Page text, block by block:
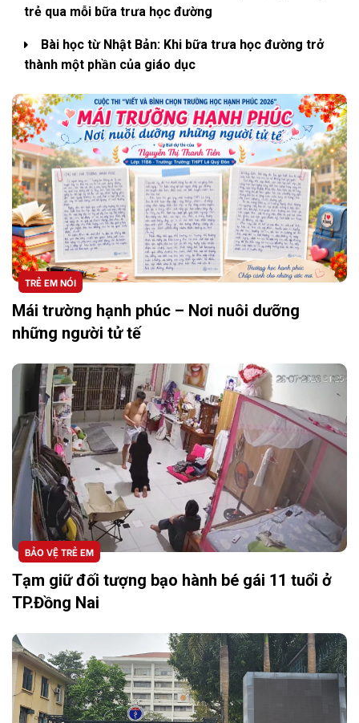
trẻ qua mỗi bữa trưa học đường
Bài học từ Nhật Bản: Khi bữa trưa học đường trở
thành một phần của giáo dục
TRẺ EM NÓI
Mái trường hạnh phúc – Nơi nuôi dưỡng
những người tử tế
BẢO VỆ TRẺ EM
Tạm giữ đối tượng bạo hành bé gái 11 tuổi ở
TP.Đồng Nai